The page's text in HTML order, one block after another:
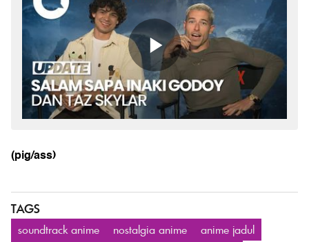
(pig/ass)
TAGS
soundtrack anime nostalgia anime anime jadul